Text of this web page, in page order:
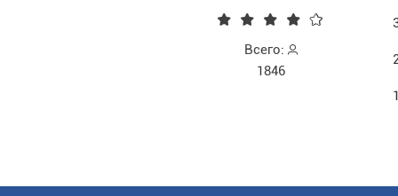
Всего:
1846
1